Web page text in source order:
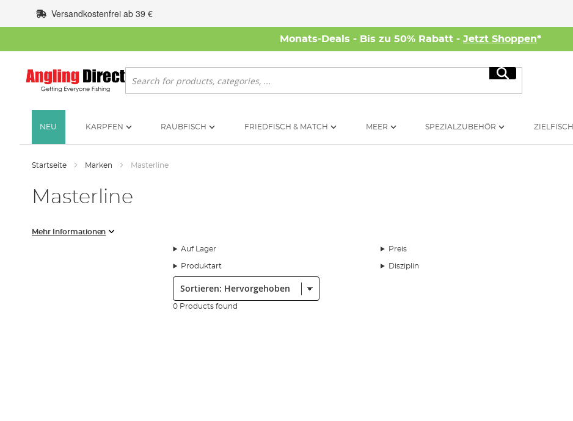
Inhalt
springen
Versandkostenfrei ab 39 €
Monats-Deals - Bis zu 50% Rabatt - Jetzt Shoppen*
Suche
Suche
NEU KARPFEN RAUBFISCH FRIEDFISCH & MATCH MEER SPEZIALZUBEHÖR ZIELFISCH
Startseite Marken Masterline
Masterline
Mehr Informationen
Auf Lager Preis
Produktart Disziplin
Sortieren:
0 Products found